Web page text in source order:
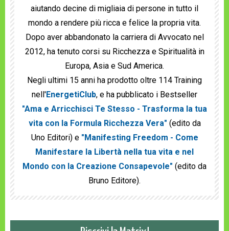
aiutando decine di migliaia di persone in tutto il
mondo a rendere più ricca e felice la propria vita.
Dopo aver abbandonato la carriera di Avvocato nel
2012, ha tenuto corsi su Ricchezza e Spiritualità in
Europa, Asia e Sud America.
Negli ultimi 15 anni ha prodotto oltre 114 Training
nell'EnergetiClub, e ha pubblicato i Bestseller
"Ama e Arricchisci Te Stesso - Trasforma la tua
vita con la Formula Ricchezza Vera" (edito da
Uno Editori) e "Manifesting Freedom - Come
Manifestare la Libertà nella tua vita e nel
Mondo con la Creazione Consapevole" (edito da
Bruno Editore).